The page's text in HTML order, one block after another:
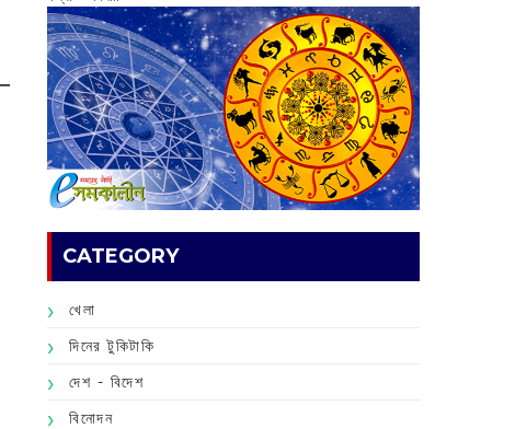
CATEGORY
খেলা
দিনের টুকিটাকি
দেশ - বিদেশ
বিনোদন